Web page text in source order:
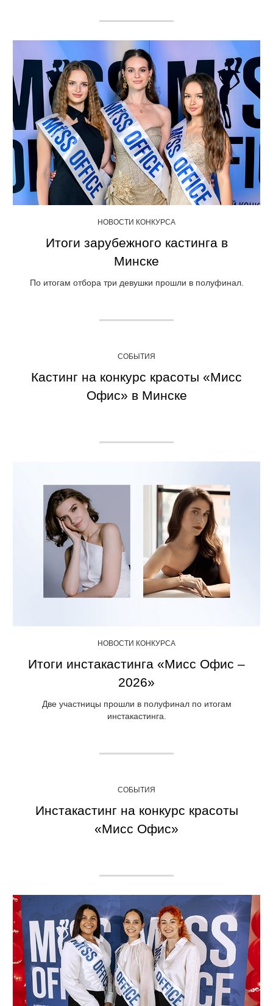
НОВОСТИ КОНКУРСА
Итоги зарубежного кастинга в
Минске
По итогам отбора три девушки прошли в полуфинал.
СОБЫТИЯ
Кастинг на конкурс красоты «Мисс
Офис» в Минске
НОВОСТИ КОНКУРСА
Итоги инстакастинга «Мисс Офис –
2026»
Две участницы прошли в полуфинал по итогам
инстакастинга.
СОБЫТИЯ
Инстакастинг на конкурс красоты
«Мисс Офис»